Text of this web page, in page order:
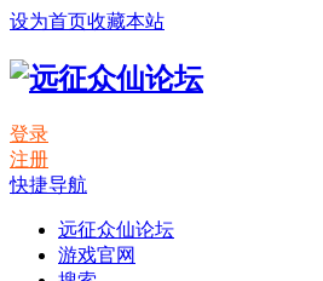
设为首页收藏本站
登录
注册
快捷导航
远征众仙论坛
游戏官网